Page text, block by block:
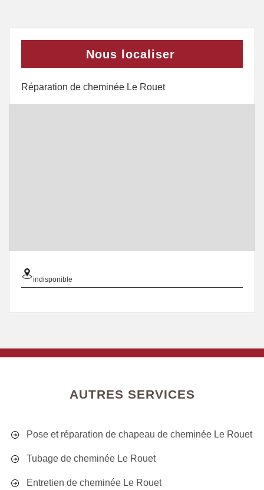
Nous localiser
Réparation de cheminée Le Rouet
indisponible
AUTRES SERVICES
Pose et réparation de chapeau de cheminée Le Rouet
Tubage de cheminée Le Rouet
Entretien de cheminée Le Rouet